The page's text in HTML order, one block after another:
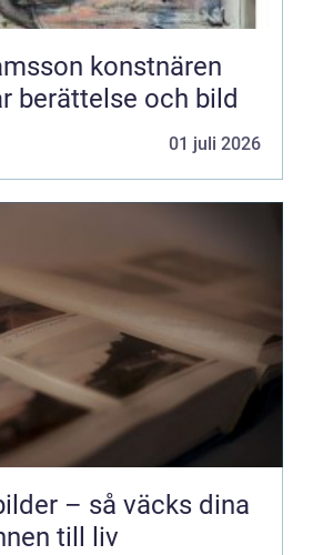
berättelse och bild
01 juli 2026
– så väcks dina
till liv